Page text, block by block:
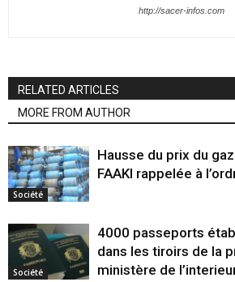
http://sacer-infos.com
RELATED ARTICLES
MORE FROM AUTHOR
Société
Hausse du prix du
FAAKI rappelée à
Société
4000 passeports
dans les tiroirs de la
ministère de